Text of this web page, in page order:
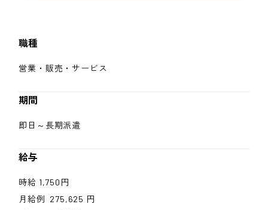
職種
営業・販売・サービス
期間
即日～長期派遣
給与
時給 1,750円
月給例 275,625 円